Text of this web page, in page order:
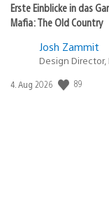
Erste Einblicke in das
Mafia: The Old Country
Josh Zammit
Design Director,
Veröffentlichungsdatum:
4. Aug 2026 89